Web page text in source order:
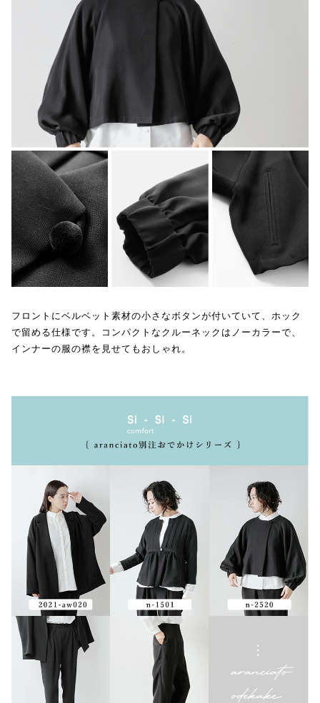
フロントにベルベット素材の小さなボタンが付いていて、ホック
で留める仕様です。コンパクトなクルーネックはノーカラーで、
インナーの服の襟を見せてもおしゃれ。